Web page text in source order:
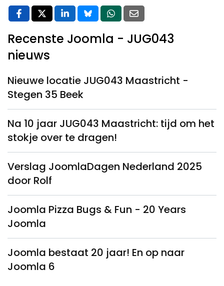
Recenste Joomla - JUG043
nieuws
Nieuwe locatie JUG043 Maastricht -
Stegen 35 Beek
Na 10 jaar JUG043 Maastricht: tijd om het
stokje over te dragen!
Verslag JoomlaDagen Nederland 2025
door Rolf
Joomla Pizza Bugs & Fun - 20 Years
Joomla
Joomla bestaat 20 jaar! En op naar
Joomla 6